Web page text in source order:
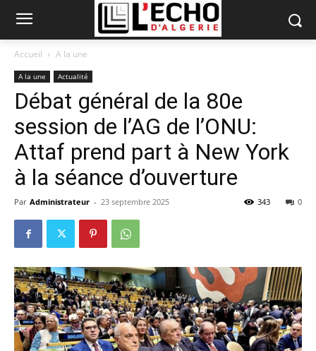
Accueil A la une
A la une Actualité
Débat général de la 80e
session de l’AG de l’ONU:
Attaf prend part à New York
à la séance d’ouverture
Par Administrateur - 23 septembre 2025 0
343